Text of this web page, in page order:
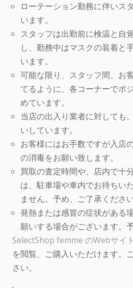
ローテーション勤務に伴いス
います。
スタッフは出勤前に検温と自
し、勤務中はマスクの装着と
います。
可能な限り、スタッフ間、お
てるように、各コーナーでポ
めています。
当店の出入り業者に対しても
いしています。
お客様にはお手数ですが入店
の消毒をお願い致します。
買取の査定時間や、店内で十
は、駐車場や車内でお待ちい
ません。予め、ご了承ください
発熱または感冒の症状がある
願いする場合がございます。
SelectShop femme のWebサイト
を閲覧、ご購入いただけます。
さい。